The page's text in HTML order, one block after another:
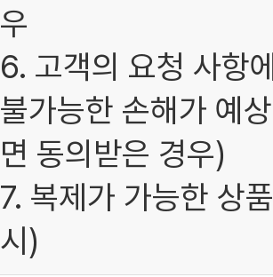
우
6. 고객의 요청 사항
불가능한 손해가 예
면 동의받은 경우)
7. 복제가 가능한 상
시)